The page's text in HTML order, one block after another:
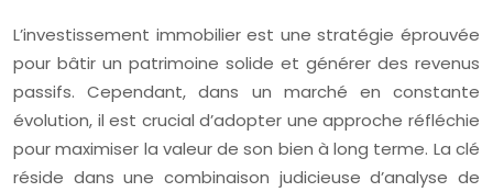
L’investissement immobilier est une stratégie éprouvée
pour bâtir un patrimoine solide et générer des revenus
passifs. Cependant, dans un marché en constante
évolution, il est crucial d’adopter une approche réfléchie
pour maximiser la valeur de son bien à long terme. La clé
réside dans une combinaison judicieuse d’analyse de